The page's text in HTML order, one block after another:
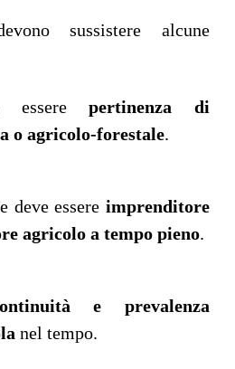
sussistere alcune
esserepertinenza di
o agricolo-forestale.
deve essere imprenditore
agricolo a tempo pieno.
e prevalenza
nel tempo.